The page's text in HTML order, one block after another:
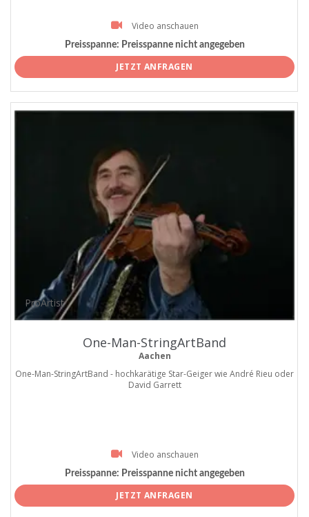
Video anschauen
Preisspanne: Preisspanne nicht angegeben
JETZT ANFRAGEN
ProArtist
One-Man-StringArtBand
Aachen
One-Man-StringArtBand - hochkarätige Star-Geiger wie André Rieu oder
David Garrett
Video anschauen
Preisspanne: Preisspanne nicht angegeben
JETZT ANFRAGEN